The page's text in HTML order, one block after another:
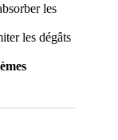
les
les dégâts